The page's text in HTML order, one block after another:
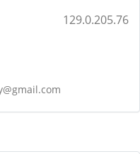
129.0.205.76